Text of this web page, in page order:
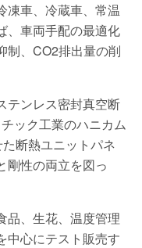
凍車、冷蔵車、常温
、車両手配の最適化
制、CO2排出量の削
テンレス密封真空断
ック工業のハニカム
断熱ユニットパネ
剛性の両立を図っ
品、生花、温度管理
中心にテスト販売す